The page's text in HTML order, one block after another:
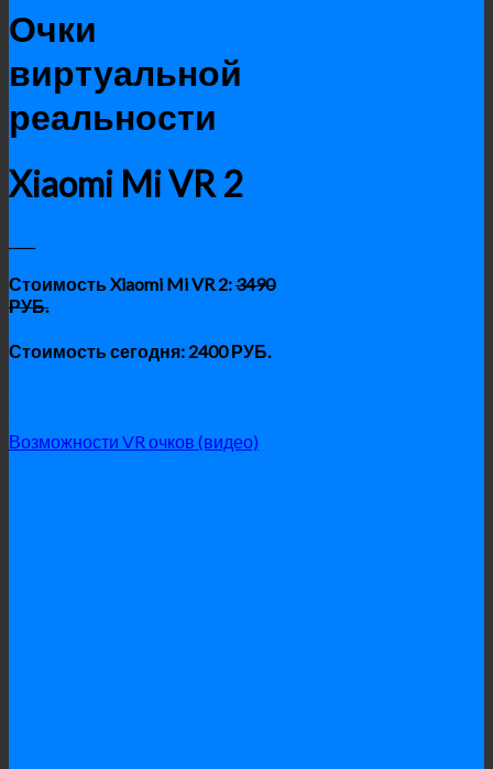
Очки
виртуальной
реальности
Xiaomi Mi VR 2
СтоимостьXiaomi Mi VR 2:3490
РУБ.
Стоимость сегодня: 2400 РУБ.
Возможности VR очков (видео)